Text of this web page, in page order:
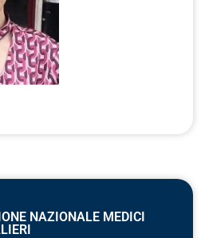
NAZIONALE MEDICI